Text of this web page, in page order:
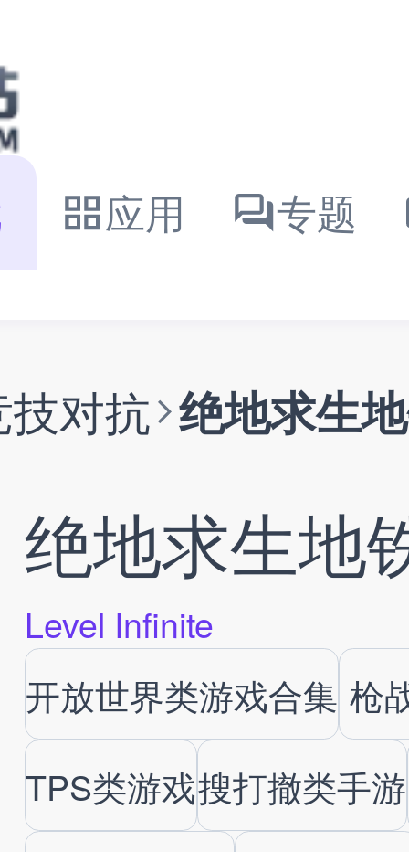
应用 专题
技对抗 绝地求生
绝地求生地
Level Infinite
开放世界类游戏合集 枪
TPS类游戏搜打撤类手游